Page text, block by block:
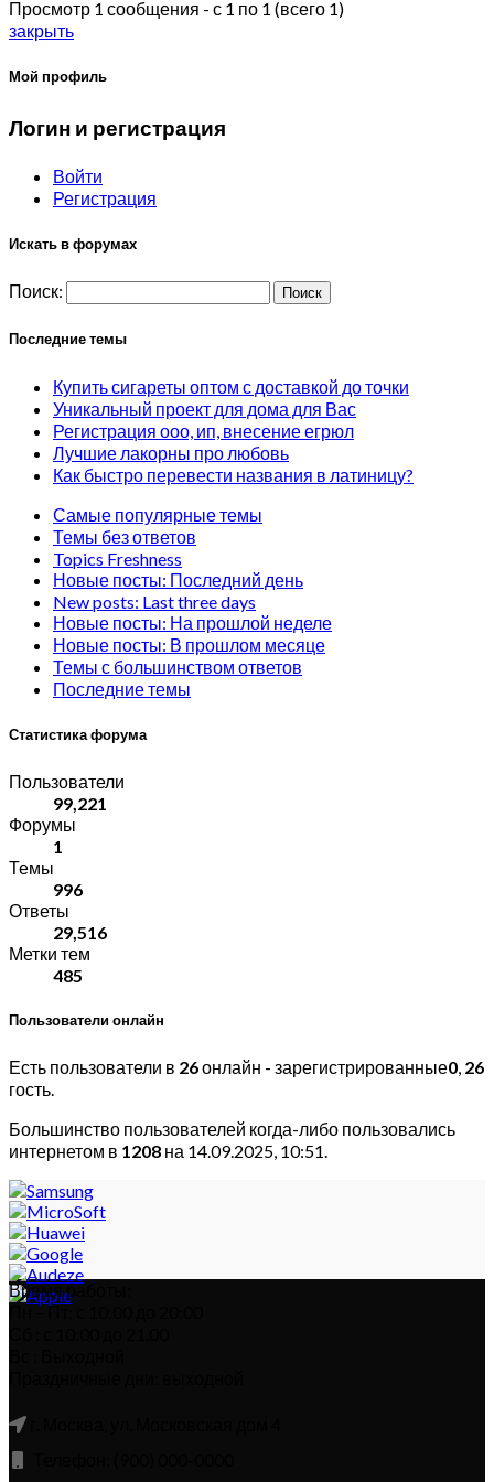
Просмотр 1 сообщения - с 1 по 1 (всего 1)
закрыть
Мой профиль
Логин и регистрация
Войти
Регистрация
Искать в форумах
Поиск:
Последние темы
Купить сигареты оптом с доставкой до точки
Уникальный проект для дома для Вас
Регистрация ооо, ип, внесение егрюл
Лучшие лакорны про любовь
Как быстро перевести названия в латиницу?
Самые популярные темы
Темы без ответов
Topics Freshness
Новые посты: Последний день
New posts: Last three days
Новые посты: На прошлой неделе
Новые посты: В прошлом месяце
Темы с большинством ответов
Последние темы
Статистика форума
Пользователи
99,221
Форумы
1
Темы
996
Ответы
29,516
Метки тем
485
Пользователи онлайн
Есть пользователи в 26онлайн - зарегистрированные0, 26
гость.
Большинство пользователей когда-либо пользовались
интернетом в 1208 на 14.09.2025, 10:51.
Время работы:
Пн – Пт: с 10:00 до 20:00